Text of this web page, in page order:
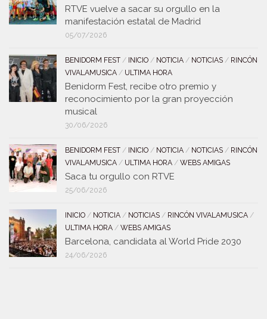
RTVE vuelve a sacar su orgullo en la
manifestación estatal de Madrid
05/07/2026
BENIDORM FEST / INICIO / NOTICIA / NOTICIAS / RINCÓN
VIVALAMUSICA / ULTIMA HORA
Benidorm Fest, recibe otro premio y
reconocimiento por la gran proyección
musical
30/06/2026
BENIDORM FEST / INICIO / NOTICIA / NOTICIAS / RINCÓN
VIVALAMUSICA / ULTIMA HORA / WEBS AMIGAS
Saca tu orgullo con RTVE
25/06/2026
INICIO / NOTICIA / NOTICIAS / RINCÓN VIVALAMUSICA /
ULTIMA HORA / WEBS AMIGAS
Barcelona, candidata al World Pride 2030
24/06/2026